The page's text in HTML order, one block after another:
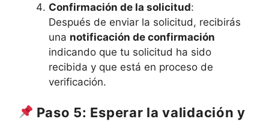
Confirmación de la solicitud:
Después de enviar la solicitud, recibirás
una notificación de confirmación
indicando que tu solicitud ha sido
recibida y que está en proceso de
verificación.
Paso 5: Esperar la validación y